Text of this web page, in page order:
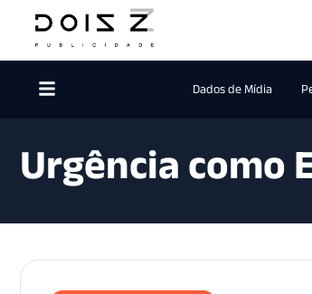
Dados de Mídia
Urgência como